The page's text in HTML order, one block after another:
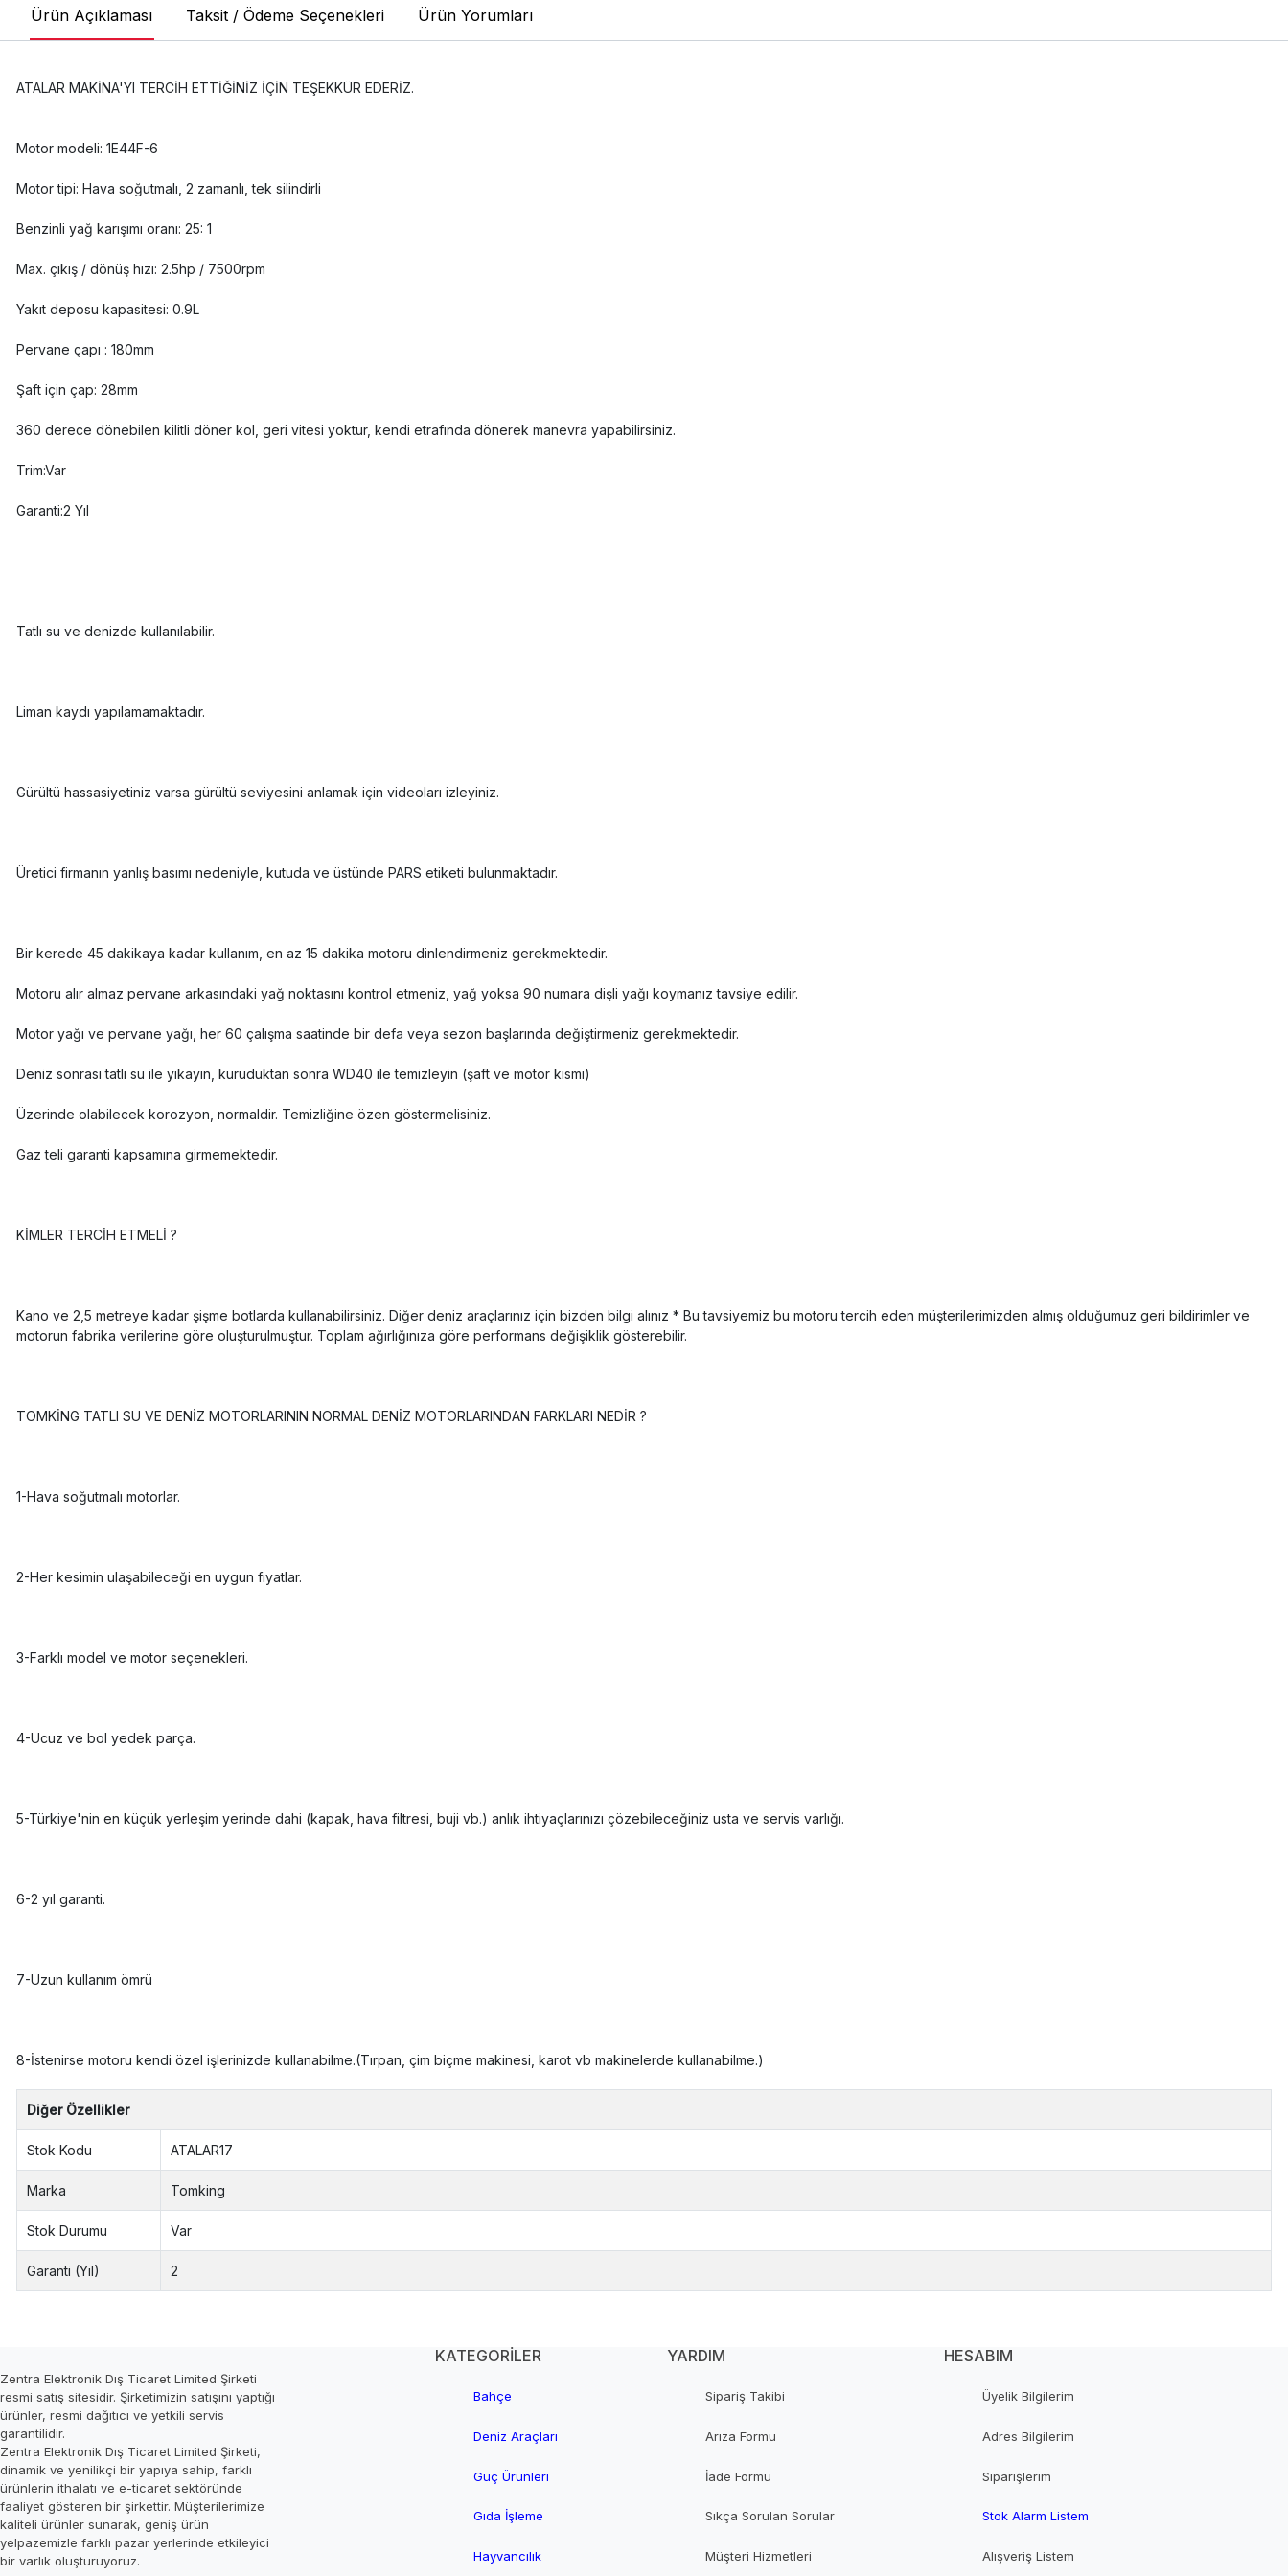
Ürün Açıklaması Taksit / Ödeme Seçenekleri Ürün Yorumları
ATALAR MAKİNA'YI TERCİH ETTİĞİNİZ İÇİN TEŞEKKÜR EDERİZ.
Motor modeli: 1E44F-6
Motor tipi: Hava soğutmalı, 2 zamanlı, tek silindirli
Benzinli yağ karışımı oranı: 25: 1
Max. çıkış / dönüş hızı: 2.5hp / 7500rpm
Yakıt deposu kapasitesi: 0.9L
Pervane çapı : 180mm
Şaft için çap: 28mm
360 derece dönebilen kilitli döner kol, geri vitesi yoktur, kendi etrafında dönerek manevra yapabilirsiniz.
Trim:Var
Garanti:2 Yıl
Tatlı su ve denizde kullanılabilir.
Liman kaydı yapılamamaktadır.
Gürültü hassasiyetiniz varsa gürültü seviyesini anlamak için videoları izleyiniz.
Üretici firmanın yanlış basımı nedeniyle, kutuda ve üstünde PARS etiketi bulunmaktadır.
Bir kerede 45 dakikaya kadar kullanım, en az 15 dakika motoru dinlendirmeniz gerekmektedir.
Motoru alır almaz pervane arkasındaki yağ noktasını kontrol etmeniz, yağ yoksa 90 numara dişli yağı koymanız tavsiye edilir.
Motor yağı ve pervane yağı, her 60 çalışma saatinde bir defa veya sezon başlarında değiştirmeniz gerekmektedir.
Deniz sonrası tatlı su ile yıkayın, kuruduktan sonra WD40 ile temizleyin (şaft ve motor kısmı)
Üzerinde olabilecek korozyon, normaldir. Temizliğine özen göstermelisiniz.
Gaz teli garanti kapsamına girmemektedir.
KİMLER TERCİH ETMELİ ?
Kano ve 2,5 metreye kadar şişme botlarda kullanabilirsiniz. Diğer deniz araçlarınız için bizden bilgi alınız * Bu tavsiyemiz bu motoru tercih eden müşterilerimizden almış olduğumuz geri bildirimler ve
motorun fabrika verilerine göre oluşturulmuştur. Toplam ağırlığınıza göre performans değişiklik gösterebilir.
TOMKİNG TATLI SU VE DENİZ MOTORLARININ NORMAL DENİZ MOTORLARINDAN FARKLARI NEDİR ?
1-Hava soğutmalı motorlar.
2-Her kesimin ulaşabileceği en uygun fiyatlar.
3-Farklı model ve motor seçenekleri.
4-Ucuz ve bol yedek parça.
5-Türkiye'nin en küçük yerleşim yerinde dahi (kapak, hava filtresi, buji vb.) anlık ihtiyaçlarınızı çözebileceğiniz usta ve servis varlığı.
6-2 yıl garanti.
7-Uzun kullanım ömrü
8-İstenirse motoru kendi özel işlerinizde kullanabilme.(Tırpan, çim biçme makinesi, karot vb makinelerde kullanabilme.)
Diğer Özellikler
Stok Kodu ATALAR17
Marka Tomking
Stok Durumu Var
Garanti (Yıl) 2
Zentra Elektronik Dış Ticaret Limited Şirketi
resmi satış sitesidir. Şirketimizin satışını yaptığı
ürünler, resmi dağıtıcı ve yetkili servis
garantilidir.
Zentra Elektronik Dış Ticaret Limited Şirketi,
dinamik ve yenilikçi bir yapıya sahip, farklı
ürünlerin ithalatı ve e-ticaret sektöründe
faaliyet gösteren bir şirkettir. Müşterilerimize
kaliteli ürünler sunarak, geniş ürün
yelpazemizle farklı pazar yerlerinde etkileyici
bir varlık oluşturuyoruz.
KATEGORİLER
Bahçe
Deniz Araçları
Güç Ürünleri
Gıda İşleme
Hayvancılık
YARDIM
Sipariş Takibi
Arıza Formu
İade Formu
Sıkça Sorulan Sorular
Müşteri Hizmetleri
HESABIM
Üyelik Bilgilerim
Adres Bilgilerim
Siparişlerim
Stok Alarm Listem
Alışveriş Listem